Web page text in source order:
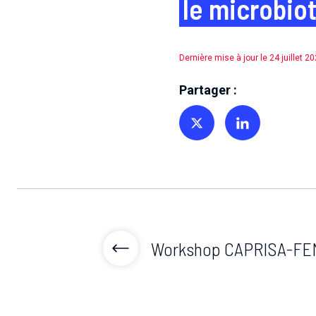
le
Dernière mise à jour le 24 juillet
Partager :
Partager sur TwitterPartager sur Linkedin
Workshop CAPRISA-